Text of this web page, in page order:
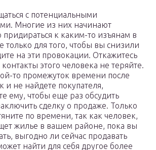
с потенциальными
Многие из них начинают
придираться к каким-то изъянам в
только для того, чтобы вы снизили
на эти провокации. Откажитесь
контакты этого человека не теряйте.
то промежуток времени после
и не найдете покупателя,
ему, чтобы еще раз обсудить
сделку о продаже. Только
по времени, так как человек,
жилье в вашем районе, пока вы
выгодно ли сейчас продавать
найти для себя другое более